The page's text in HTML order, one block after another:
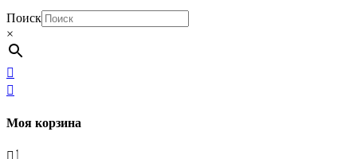
Поиск
×
Моя корзина